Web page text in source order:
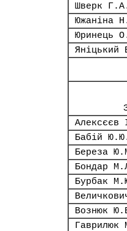
Шверк
Южаніна
Юринець
Яніцький
Алексєєв
Бабій
Береза
Бондар
Бурбак
Вознюк
Гаврилюк